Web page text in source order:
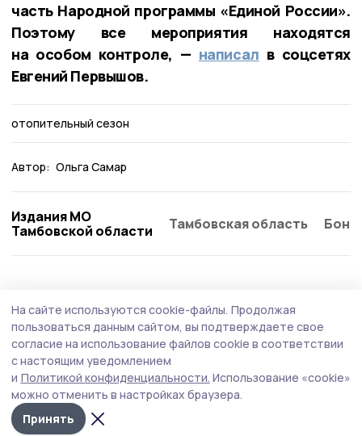
часть Народной программы «Единой России».
Поэтому все мероприятия находятся
на особом контроле, — написал в соцсетях
Евгений Первышов.
отопительный сезон
Автор: Ольга Самар
Издания МО
Тамбовской области
Тамбовская область
Прокуратура предупредила умётцев об
изменении срока оплаты за коммунальные
услуги
Теперь плата за коммунальные услуги вносится
ежемесячно до 15 числа.
На сайте используются cookie-файлы. Продолжая
пользоваться данным сайтом, вы подтверждаете свое
согласие на использование файлов cookie в соответствии
с настоящим уведомлением
и Политикой конфиденциальности. Использование «cookie»
можно отменить в настройках браузера.
Принять